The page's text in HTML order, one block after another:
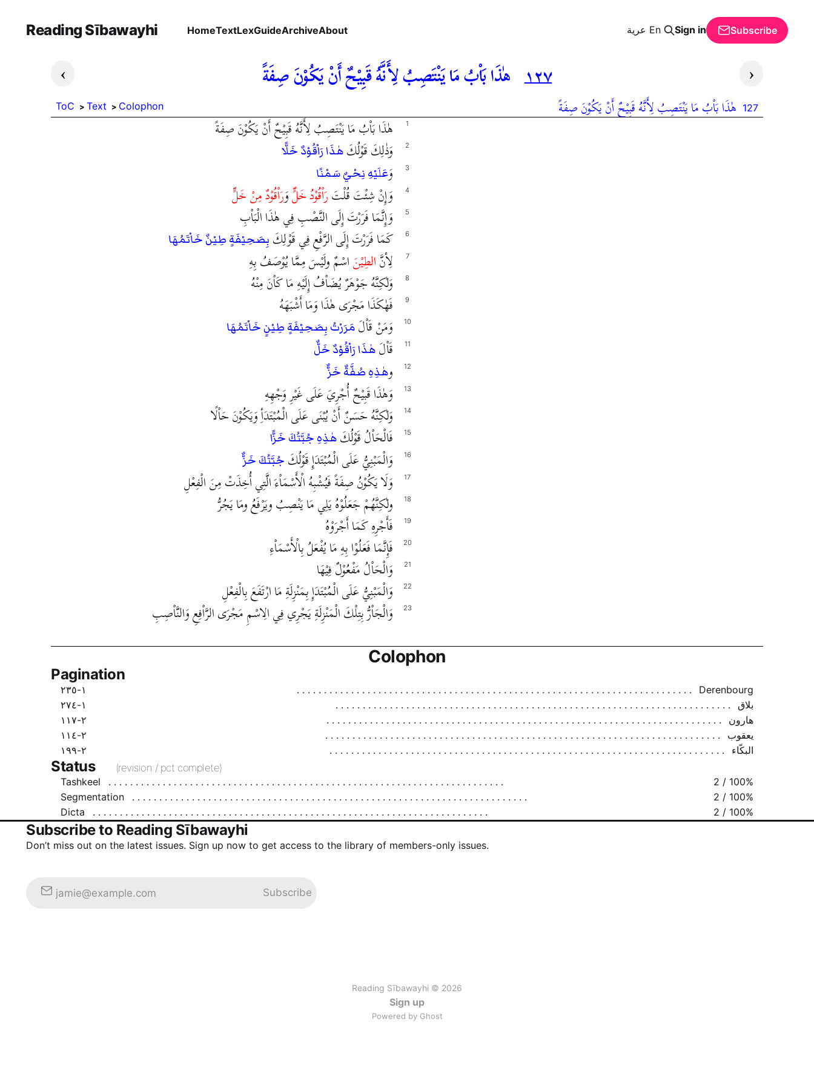
Reading Sībawayhi HomeTextLexGuideArchiveAbout عرية En Sign in Subscribe
› ‹ ١٢٧ هٰذَا بَاْبُ مَا يَنْتَصِبُ لِأَنَّهُ قَبِيْحٌ أَنْ يَكُوْنَ صِفَةً
ToC Text Colophon 127 هٰذَا بَاْبُ مَا يَنْتَصِبُ لِأَنَّهُ قَبِيْحٌ أَنْ يَكُوْنَ صِفَةً
هٰذَا بَاْبُ مَا يَنْتَصِبُ لِأَنَّهُ قَبِيْحٌ أَنْ يَكُوْنَ صِفَةً
1
وَذٰلِكَ قَوْلُكَ هٰذَا رَاْقُوْدٌ خَلًّا 2
وَعَلَيْهِ نِحْيٌ سَمْنًا 3
وَإِنْ شِئْتَ قُلْتَرَاْقُوْدُ خَلٍّوَرَاْقُوْدٌ مِنْ خَلٍّ 4
وَإِنَّمَا فَرَرْتَ إِلَى النَّصْبِ فِي هٰذَا الْبَاْبِ 5
كَمَا فَرَرْتَ إِلَى الرَّفْعِ فِي قَوْلِكَ بِصَحِيْفَةٍ طِيْنٌ خَاْتَمُهَا 6
لِأنَّالطِيْنَاسْمٌ ولَيْسَ مِمَّا يُوْصَفُ بِهِ 7
وَلٰكِنَّهُ جَوْهَرٌ يُضَاْفُ إِلَيْهِ مَا كَاْنَ مِنْهُ 8
فَهٰكَذَا مَجْرَى هٰذَا وَمَا أَشْبَهَهُ 9
وَمَنْ قَاْلَ مَرَرْتُ بِصَحِيْفَةٍ طِيْنٍ خَاْتَمُهَا 10
قَاْلَ هٰذَا رَاْقُوْدٌ خَلٌّ 11
وهٰذِهِ صُفَّةٌ خَزٌّ 12
وَهٰذَا قَبِيْحٌ أُجْرِيَ عَلَى غَيْرِ وَجْهِهِ 13
وَلٰكِنَّهُ حَسَنٌ أَنْ يُبْنَى عَلَى الْمُبْتَدَأِ وَيَكُوْنَ حَاْلًا 14
فَالْحَاْلُ قَوْلُكَ هٰذِهِ جُبَّتُكَ خَزًّا 15
وَالْمَبْنِيُّ عَلَى الْمُبْتَدَإِ قَوْلُكَ جُبَّتُكَ خَزٌّ 16
وَلَا يَكُوْنُ صِفَةً فَيُشْبِهُ الْأَسْمَاْءَ الَّتِي أُخِذَتْ مِنَ الْفِعْلِ 17
ولٰكِنَّهُمْ جَعَلُوْهُ يَلِي مَا يَنْصِبُ ويَرْفَعُ ومَا يَجُرُّ 18
فَأَجْرِهِ كَمَا أَجْرَوْهُ 19
فَإِنَّمَا فَعَلُوْا بِهِ مَا يُفْعَلُ بِالْأَسْمَاْءِ 20
وَالْحَاْلُ مَفْعُوْلٌ فِيْهَا 21
وَالْمَبْنِيُّ عَلَى الْمُبْتَدَإِ بِمَنْزِلَةِ مَا ارْتَفَعَ بِالْفِعْلِ 22
وَالْجَاْرُّ بِتِلْكَ الْمَنْزِلَةِ يَجْرِي فِي الِاسْمِ مَجْرَى الرَّاْفِعِ وَالنَّاْصِبِ 23
Colophon
Pagination
Derenbourg
١-٢٣٥
بلاق
١-٢٧٤
هارون
٢-١١٧
يعقوب
٢-١١٤
البكّاء
٢-١٩٩
Status
(revision / pct complete)
Tashkeel
2 / 100%
Segmentation
2 / 100%
Dicta
2 / 100%
Subscribe to Reading Sībawayhi
Don’t miss out on the latest issues. Sign up now to get access to the library of members-only issues.
jamie@example.com Subscribe
Reading Sībawayhi © 2026
Sign up
Powered by Ghost